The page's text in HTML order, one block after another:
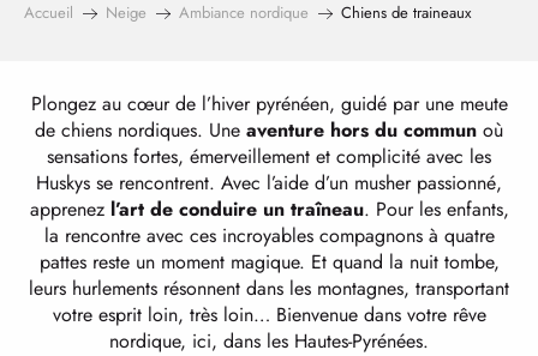
Accueil Neige Ambiance nordique Chiens de traineaux
Plongez au cœur de l’hiver pyrénéen, guidé par une meute
de chiens nordiques. Une aventure hors du commun où
sensations fortes, émerveillement et complicité avec les
Huskys se rencontrent. Avec l’aide d’un musher passionné,
apprenez l’art de conduire un traîneau. Pour les enfants,
la rencontre avec ces incroyables compagnons à quatre
pattes reste un moment magique. Et quand la nuit tombe,
leurs hurlements résonnent dans les montagnes, transportant
votre esprit loin, très loin… Bienvenue dans votre rêve
nordique, ici, dans les Hautes-Pyrénées.